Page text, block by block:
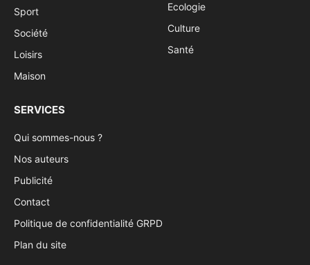
Sport
Société
Loisirs
Maison
Ecologie
Culture
Santé
SERVICES
Qui sommes-nous ?
Nos auteurs
Publicité
Contact
Politique de confidentialité GRPD
Plan du site